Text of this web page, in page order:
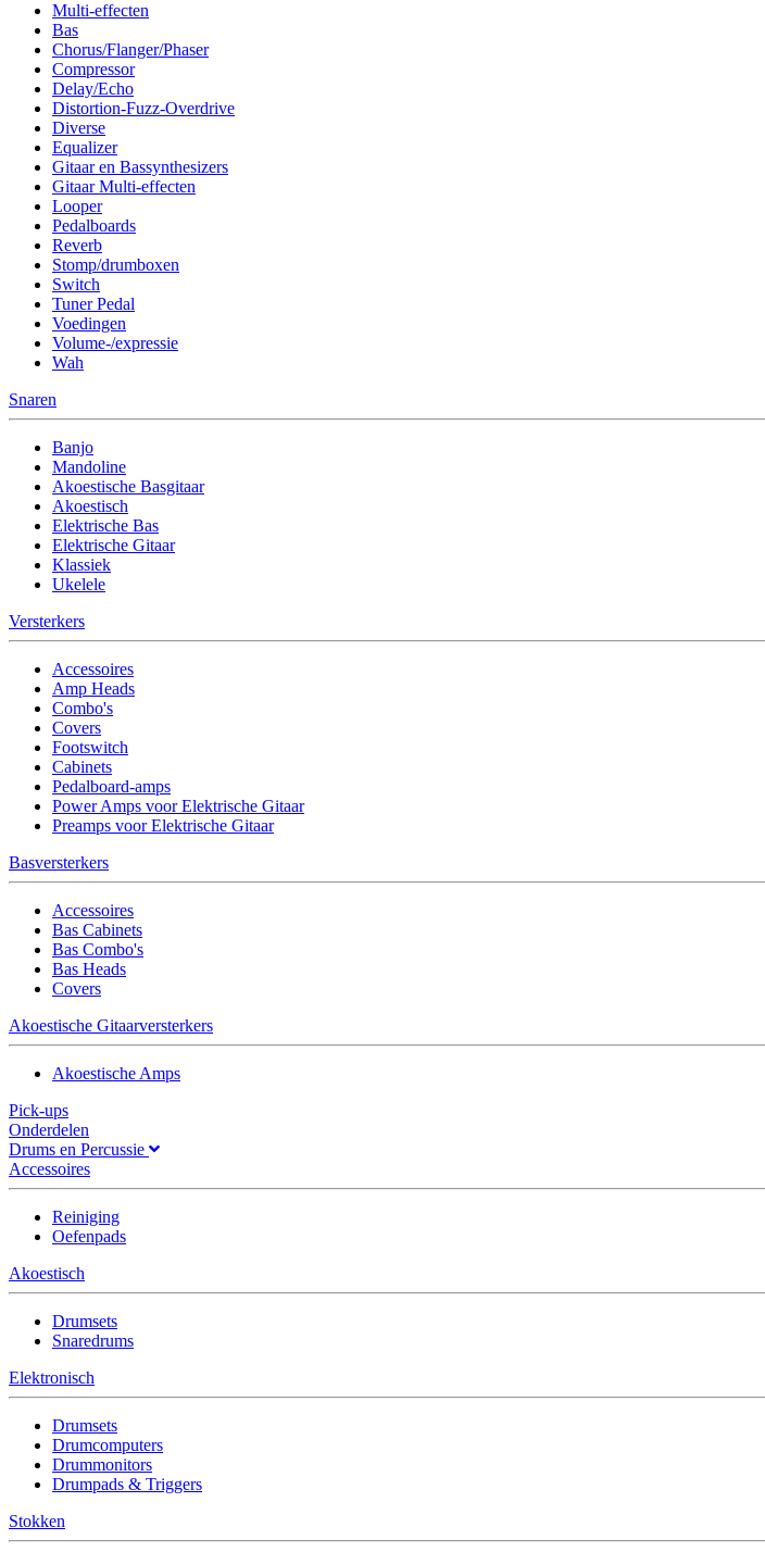
Multi-effecten
Bas
Chorus/Flanger/Phaser
Compressor
Delay/Echo
Distortion-Fuzz-Overdrive
Diverse
Equalizer
Gitaar en Bassynthesizers
Gitaar Multi-effecten
Looper
Pedalboards
Reverb
Stomp/drumboxen
Switch
Tuner Pedal
Voedingen
Volume-/expressie
Wah
Snaren
Banjo
Mandoline
Akoestische Basgitaar
Akoestisch
Elektrische Bas
Elektrische Gitaar
Klassiek
Ukelele
Versterkers
Accessoires
Amp Heads
Combo's
Covers
Footswitch
Cabinets
Pedalboard-amps
Power Amps voor Elektrische Gitaar
Preamps voor Elektrische Gitaar
Basversterkers
Accessoires
Bas Cabinets
Bas Combo's
Bas Heads
Covers
Akoestische Gitaarversterkers
Akoestische Amps
Pick-ups
Onderdelen
Drums en Percussie
Accessoires
Reiniging
Oefenpads
Akoestisch
Drumsets
Snaredrums
Elektronisch
Drumsets
Drumcomputers
Drummonitors
Drumpads & Triggers
Stokken